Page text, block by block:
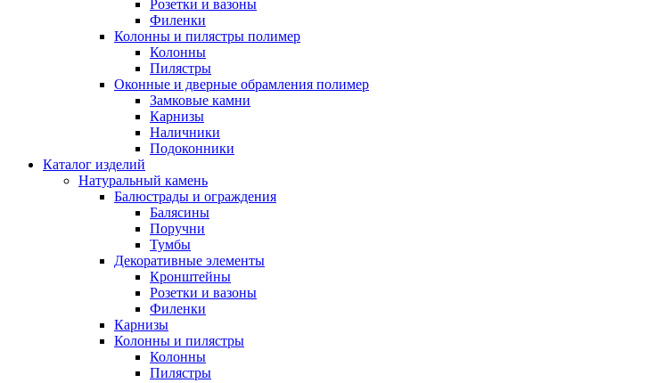
Розетки и вазоны
Филенки
Колонны и пилястры полимер
Колонны
Пилястры
Оконные и дверные обрамления полимер
Замковые камни
Карнизы
Наличники
Подоконники
Каталог изделий
Натуральный камень
Балюстрады и ограждения
Балясины
Поручни
Тумбы
Декоративные элементы
Кронштейны
Розетки и вазоны
Филенки
Карнизы
Колонны и пилястры
Колонны
Пилястры